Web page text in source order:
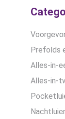
Prefolds
Alles-in-
Alles-in-